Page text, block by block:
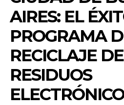
AIRES: EL
PROGRAMA
RECICLAJE DE
RESIDUOS